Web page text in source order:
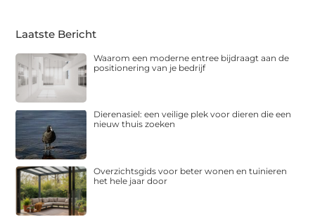
Laatste Bericht
Waarom een moderne entree bijdraagt aan de
positionering van je bedrijf
Dierenasiel: een veilige plek voor dieren die een
nieuw thuis zoeken
Overzichtsgids voor beter wonen en tuinieren
het hele jaar door